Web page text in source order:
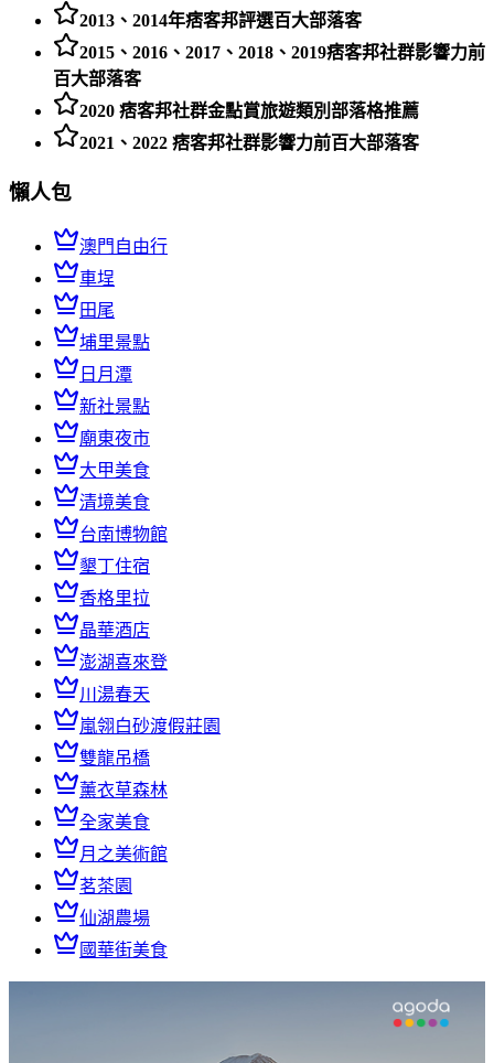
2013、2014年痞客邦評選百大部落客
2015、2016、2017、2018、2019痞客邦社群影響力前
百大部落客
2020 痞客邦社群金點賞旅遊類別部落格推薦
2021、2022 痞客邦社群影響力前百大部落客
懶人包
澳門自由行
車埕
田尾
埔里景點
日月潭
新社景點
廟東夜市
大甲美食
清境美食
台南博物館
墾丁住宿
香格里拉
晶華酒店
澎湖喜來登
川湯春天
嵐翎白砂渡假莊園
雙龍吊橋
薰衣草森林
全家美食
月之美術館
茗茶園
仙湖農場
國華街美食